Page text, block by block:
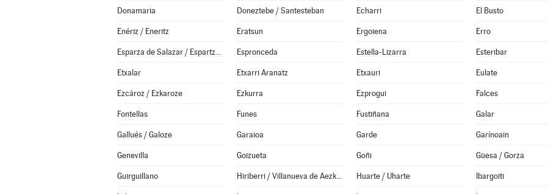
Donamaria Doneztebe / Santesteban Echarri El Busto
Enériz / Eneritz Eratsun Ergoiena Erro
Esparza de Salazar / Espartza Zaraitzu Espronceda Estella-Lizarra Esteribar
Etxalar Etxarri Aranatz Etxauri Eulate
Ezcároz / Ezkaroze Ezkurra Ezprogui Falces
Fontellas Funes Fustiñana Galar
Gallués / Galoze Garaioa Garde Garínoain
Genevilla Goizueta Goñi Güesa / Gorza
Guirguillano Hiriberri / Villanueva de Aezkoa Huarte / Uharte Ibargoiti